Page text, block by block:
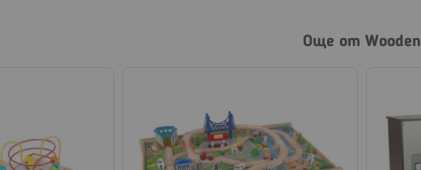
Още от Wooden